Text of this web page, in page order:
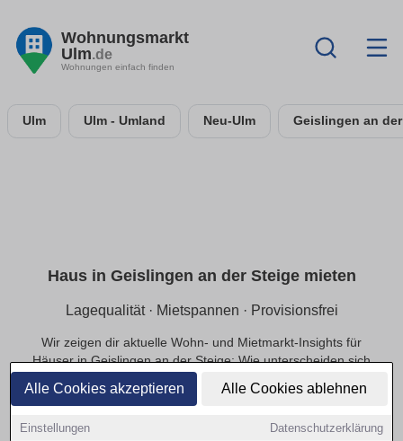
Alle Cookies akzeptieren Alle Cookies ablehnen
Einstellungen Datenschutzerklärung
Wohnungsmarkt
Ulm.de
Wohnungen einfach finden
Ulm Ulm - Umland Neu-Ulm Geislingen an
Haus in Geislingen an der Steige mieten
Lagequalität · Mietspannen · Provisionsfrei
Wir zeigen dir aktuelle Wohn- und Mietmarkt-Insights für
Häuser in Geislingen an der Steige: Wie unterscheiden sich
Mietpreise innerhalb der Lage, welche Infrastruktur
beeinflusst die Nachfrage und welche Preisbereiche sind
Planung deiner monatlichen Kosten. Mit provisionsfrei als